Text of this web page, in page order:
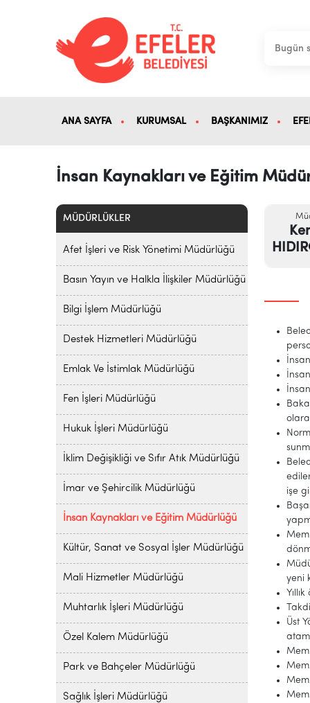
ANA SAYFA KURUMSAL BAŞKANIMIZ
İnsan Kaynakları ve Eğitim
MÜDÜRLÜKLER
Afet İşleri ve Risk Yönetimi Müdürlüğü
Basın Yayın ve Halkla İlişkiler Müdürlüğü
Bilgi İşlem Müdürlüğü
Destek Hizmetleri Müdürlüğü
Emlak Ve İstimlak Müdürlüğü
Fen İşleri Müdürlüğü
Hukuk İşleri Müdürlüğü
İklim Değişikliği ve Sıfır Atık Müdürlüğü
İmar ve Şehircilik Müdürlüğü
İnsan Kaynakları ve Eğitim Müdürlüğü
Kültür, Sanat ve Sosyal İşler Müdürlüğü
Mali Hizmetler Müdürlüğü
Muhtarlık İşleri Müdürlüğü
Özel Kalem Müdürlüğü
Park ve Bahçeler Müdürlüğü
Sağlık İşleri Müdürlüğü
işe
yeni
Üst